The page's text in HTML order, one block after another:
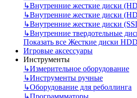
↳Внутренние жесткие диски
↳Внутренние жесткие диски
↳Внутренние жесткие диски
↳Внутренние твердотельные
Показать все Жесткие диски
Игровые аксессуары
Инструменты
↳Измерительное оборудование
↳Инструменты ручные
↳Оборудование для реболлинга
↳Программматоры